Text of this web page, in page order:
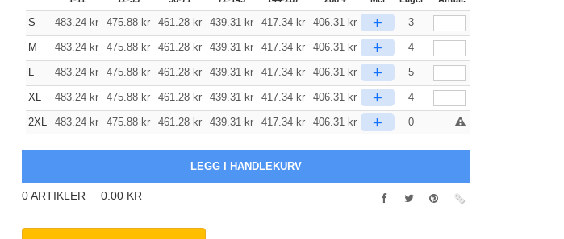
S 483.24 kr 475.88 kr 461.28 kr 439.31 kr 417.34 kr 406.31 kr + 3
M 483.24 kr 475.88 kr 461.28 kr 439.31 kr 417.34 kr 406.31 kr + 4
L 483.24 kr 475.88 kr 461.28 kr 439.31 kr 417.34 kr 406.31 kr + 5
XL 483.24 kr 475.88 kr 461.28 kr 439.31 kr 417.34 kr 406.31 kr + 4
2XL 483.24 kr 475.88 kr 461.28 kr 439.31 kr 417.34 kr 406.31 kr + 0
0ARTIKLER 0.00 KR